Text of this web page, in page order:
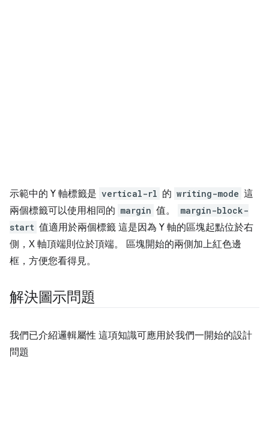
示範中的 Y 軸標籤是 vertical-rl 的 writing-mode 這
兩個標籤可以使用相同的 margin 值。
margin-block-
start 值適用於兩個標籤 這是因為 Y 軸的區塊起點位於右
側，X 軸頂端則位於頂端。 區塊開始的兩側加上紅色邊
框，方便您看得見。
解決圖示問題
我們已介紹邏輯屬性 這項知識可應用於我們一開始的設計
問題